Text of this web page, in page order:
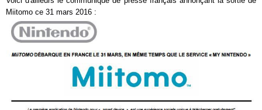
Miitomo ce 31 mars 2016 :